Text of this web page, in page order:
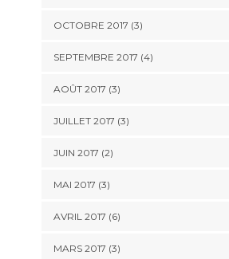
OCTOBRE 2017 (3)
SEPTEMBRE 2017 (4)
AOÛT 2017 (3)
JUILLET 2017 (3)
JUIN 2017 (2)
MAI 2017 (3)
AVRIL 2017 (6)
MARS 2017 (3)